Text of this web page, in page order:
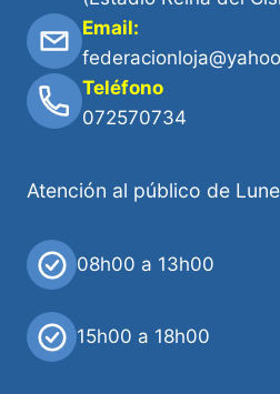
Email:
Teléfono
072570734
Atención al público de
08h00 a 13h00
15h00 a 18h00